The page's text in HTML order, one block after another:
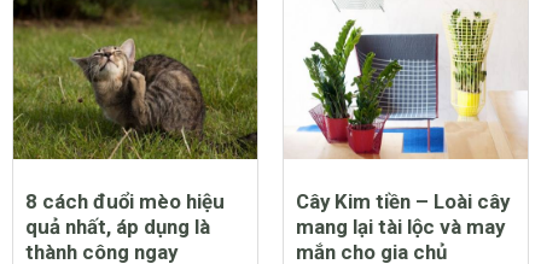
8 cách đuổi mèo hiệu
quả nhất, áp dụng là
thành công ngay
Cây Kim tiền – Loài cây
mang lại tài lộc và may
mắn cho gia chủ